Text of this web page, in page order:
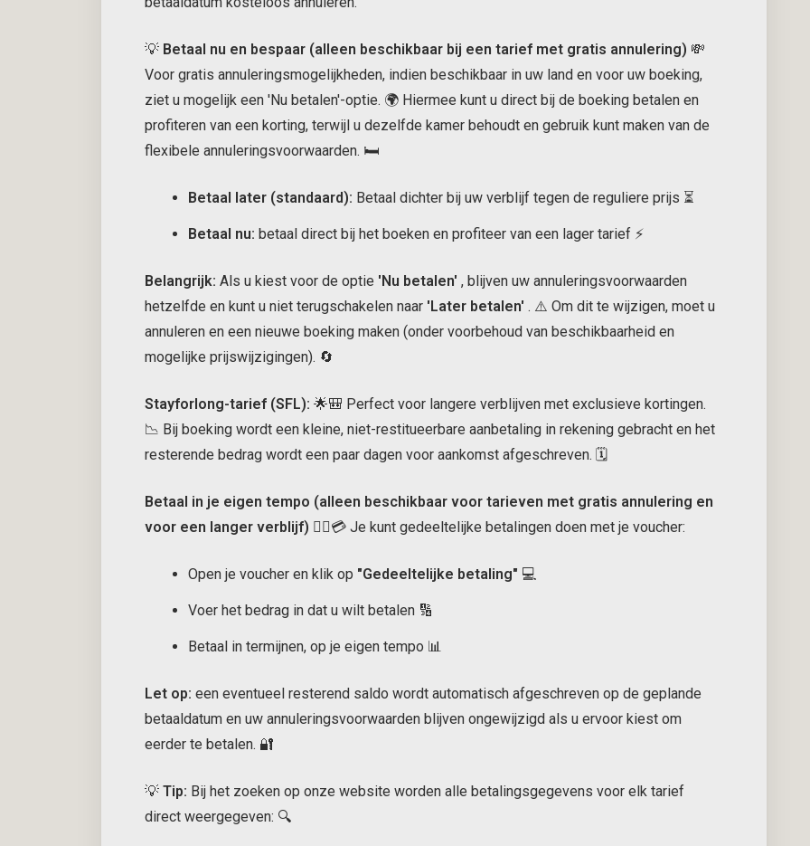
💡 Betaal nu en bespaar (alleen beschikbaar bij een tarief met gratis annulering) 💸
Voor gratis annuleringsmogelijkheden, indien beschikbaar in uw land en voor uw boeking,
ziet u mogelijk een 'Nu betalen'-optie. 🌍 Hiermee kunt u direct bij de boeking betalen en
profiteren van een korting, terwijl u dezelfde kamer behoudt en gebruik kunt maken van de
flexibele annuleringsvoorwaarden. 🛏️
Betaal later (standaard): Betaal dichter bij uw verblijf tegen de reguliere prijs ⏳
Betaal nu: betaal direct bij het boeken en profiteer van een lager tarief ⚡
Belangrijk: Als u kiest voor de optie 'Nu betalen' , blijven uw annuleringsvoorwaarden
hetzelfde en kunt u niet terugschakelen naar 'Later betalen' . ⚠️ Om dit te wijzigen, moet u
annuleren en een nieuwe boeking maken (onder voorbehoud van beschikbaarheid en
mogelijke prijswijzigingen). 🔄
Stayforlong-tarief (SFL): 🌟🎒 Perfect voor langere verblijven met exclusieve kortingen.
📉 Bij boeking wordt een kleine, niet-restitueerbare aanbetaling in rekening gebracht en het
resterende bedrag wordt een paar dagen voor aankomst afgeschreven. 🗓️
Betaal in je eigen tempo (alleen beschikbaar voor tarieven met gratis annulering en
voor een langer verblijf) 🚶‍♂️💳 Je kunt gedeeltelijke betalingen doen met je voucher:
Open je voucher en klik op "Gedeeltelijke betaling" 💻
Voer het bedrag in dat u wilt betalen 🔢
Betaal in termijnen, op je eigen tempo 📊
Let op: een eventueel resterend saldo wordt automatisch afgeschreven op de geplande
betaaldatum en uw annuleringsvoorwaarden blijven ongewijzigd als u ervoor kiest om
eerder te betalen. 🔐
💡 Tip: Bij het zoeken op onze website worden alle betalingsgegevens voor elk tarief
direct weergegeven: 🔍